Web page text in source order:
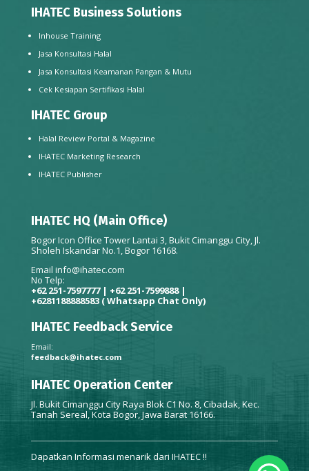
IHATEC Business Solutions
Inhouse Training
Jasa Konsultasi Halal
Jasa Konsultasi Keamanan Pangan & Mutu
Cek Kesiapan Sertifikasi Halal
IHATEC Group
Halal Review Portal & Magazine
IHATEC Marketing Research
IHATEC Publisher
IHATEC HQ (Main Office)
Bogor Icon Office Tower Lantai 3, Bukit Cimanggu City, Jl.
Sholeh Iskandar No.1, Bogor 16168.
Email info@ihatec.com
No Telp:
+62 251-7597777 | +62 251-7599888 |
+6281188888583 ( Whatsapp Chat Only)
IHATEC Feedback Service
Email:
feedback@ihatec.com
IHATEC Operation Center
Jl. Bukit Cimanggu City Raya Blok C1 No. 8, Cibadak, Kec.
Tanah Sereal, Kota Bogor, Jawa Barat 16166.
Dapatkan Informasi menarik dari IHATEC !!